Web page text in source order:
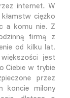
internet. W
ciężko
a komu nie. Z
firmą z
od kilku lat.
jest
Ciebie w trybie
przez
koncie milony